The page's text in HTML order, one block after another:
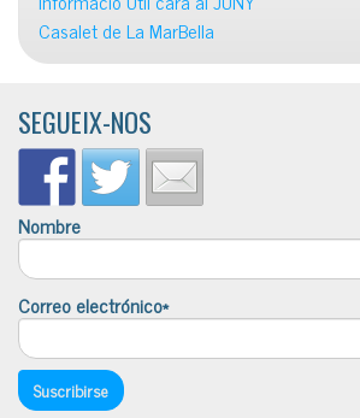
Casalet de La MarBella
SEGUEIX-NOS
Nombre
Correo electrónico*